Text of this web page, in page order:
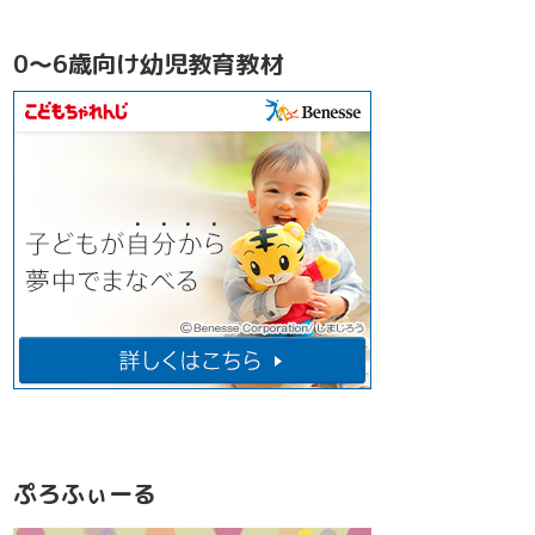
0～6歳向け幼児教育教材
ぷろふぃーる